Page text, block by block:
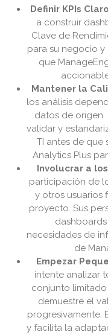
Definir KPIs
a construir
Clave de
para su negocio y
que
Mantener la
los análisis
datos de origen.
validar y
TI antes de que
Analytics Plus
Involucrar a
participación de
y otros usuarios
proyecto. Sus
necesidades de
de
Empezar
intente analizar
conjunto limitado
demuestre el
progresivamente.
y facilita la